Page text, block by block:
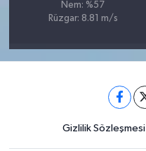
Nem: %57
Rüzgar: 8.81 m/s
Gizlilik Sözleşmesi